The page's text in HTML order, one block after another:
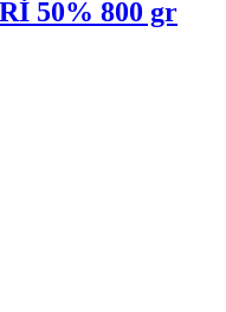
50% 800 gr